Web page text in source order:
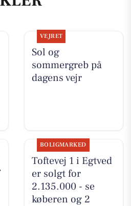
VEJRET
Sol og
sommergreb på
dagens vejr
BOLIGMARKED
Toftevej 1 i Egtved
er solgt for
2.135.000 - se
køberen og 2